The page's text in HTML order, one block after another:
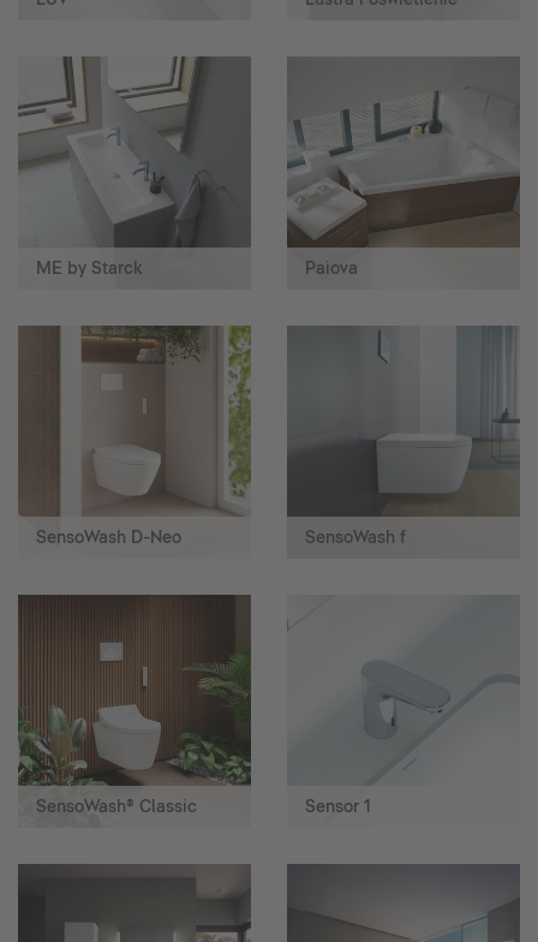
ME by Starck Paiova
SensoWash D-Neo SensoWash f
SensoWash® Classic Sensor 1